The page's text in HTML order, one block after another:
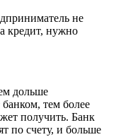
не
кредит, нужно
дольше
тем более
получить. Банк
по счету, и больше